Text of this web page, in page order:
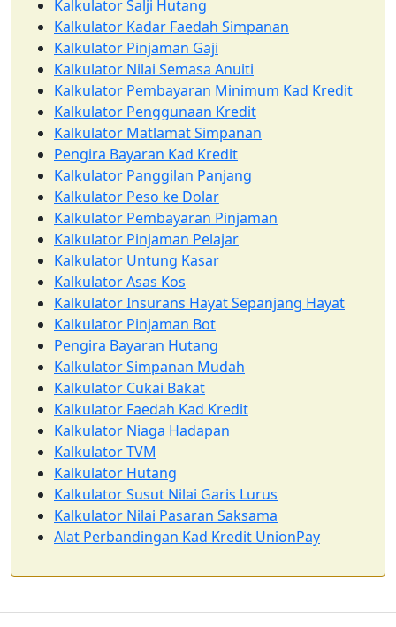
Kalkulator Salji Hutang
Kalkulator Kadar Faedah Simpanan
Kalkulator Pinjaman Gaji
Kalkulator Nilai Semasa Anuiti
Kalkulator Pembayaran Minimum Kad Kredit
Kalkulator Penggunaan Kredit
Kalkulator Matlamat Simpanan
Pengira Bayaran Kad Kredit
Kalkulator Panggilan Panjang
Kalkulator Peso ke Dolar
Kalkulator Pembayaran Pinjaman
Kalkulator Pinjaman Pelajar
Kalkulator Untung Kasar
Kalkulator Asas Kos
Kalkulator Insurans Hayat Sepanjang Hayat
Kalkulator Pinjaman Bot
Pengira Bayaran Hutang
Kalkulator Simpanan Mudah
Kalkulator Cukai Bakat
Kalkulator Faedah Kad Kredit
Kalkulator Niaga Hadapan
Kalkulator TVM
Kalkulator Hutang
Kalkulator Susut Nilai Garis Lurus
Kalkulator Nilai Pasaran Saksama
Alat Perbandingan Kad Kredit UnionPay